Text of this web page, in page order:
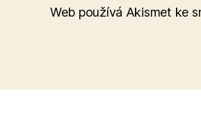
Web používá Akismet ke